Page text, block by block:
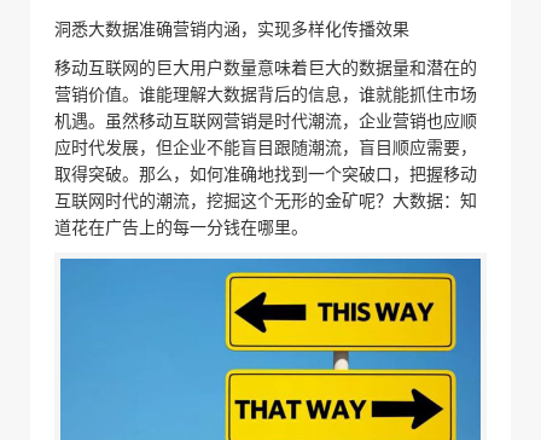
洞悉大数据准确营销内涵，实现多样化传播效果
移动互联网的巨大用户数量意味着巨大的数据量和潜在的
营销价值。谁能理解大数据背后的信息，谁就能抓住市场
机遇。虽然移动互联网营销是时代潮流，企业营销也应顺
应时代发展，但企业不能盲目跟随潮流，盲目顺应需要，
取得突破。那么，如何准确地找到一个突破口，把握移动
互联网时代的潮流，挖掘这个无形的金矿呢？大数据：知
道花在广告上的每一分钱在哪里。